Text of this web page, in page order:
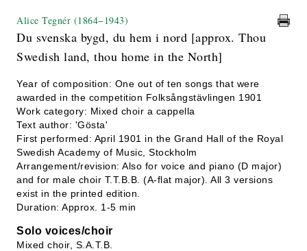
Alice Tegnér (1864−1943)
Du svenska bygd, du hem i nord [approx. Thou
Swedish land, thou home in the North]
Year of composition: One out of ten songs that were
awarded in the competition Folksångstävlingen 1901
Work category: Mixed choir a cappella
Text author: 'Gösta'
First performed: April 1901 in the Grand Hall of the Royal
Swedish Academy of Music, Stockholm
Arrangement/revision: Also for voice and piano (D major)
and for male choir T.T.B.B. (A-flat major). All 3 versions
exist in the printed edition.
Duration: Approx. 1-5 min
Solo voices/choir
Mixed choir, S.A.T.B.